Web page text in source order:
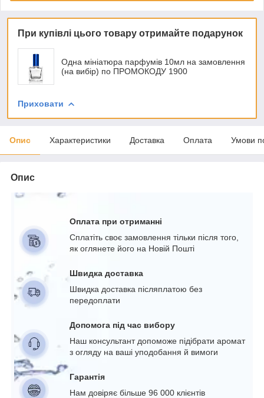
При купівлі цього товару отримайте подарунок
Одна мініатюра парфумів 10мл на замовлення
(на вибір) по ПРОМОКОДУ 1900
Приховати
Опис Характеристики Доставка Оплата Умови
Опис
Оплата при отриманні
Сплатіть своє замовлення тільки після того,
як оглянете його на Новій Пошті
Швидка доставка
Швидка доставка післяплатою без
передоплати
Допомога під час вибору
Наш консультант допоможе підібрати аромат
з огляду на ваші уподобання й вимоги
Гарантія
Нам довіряє більше 96 000 клієнтів